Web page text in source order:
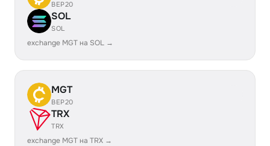
BEP20
SOL
SOL
exchange MGT на SOL →
MGT
BEP20
TRX
TRX
exchange MGT на TRX →